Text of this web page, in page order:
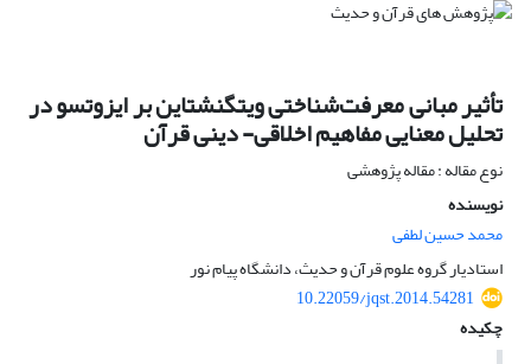
تأثیر مبانی معرفت‌شناختی ویتگنشتاین بر ایزوتسو در
تحلیل معنایی مفاهیم اخلاقی- دینی قرآن
نوع مقاله : مقاله پژوهشی
نویسنده
محمد حسین لطفی
استادیار گروه علوم قرآن و حدیث، دانشگاه پیام نور
10.22059/jqst.2014.54281
چکیده